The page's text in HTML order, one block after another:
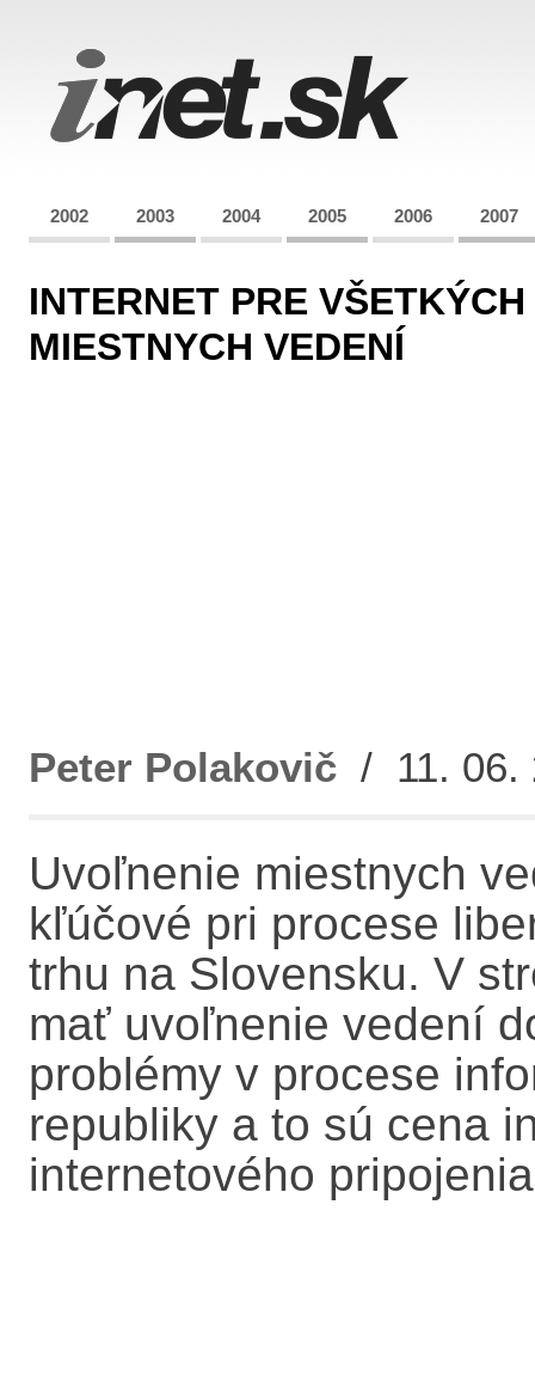
2002 2003 2004 2005 2006 2007
INTERNET PRE
MIESTNYCH VEDENÍ
Peter Polakovič / 11. 06.
Uvoľnenie miestnych
kľúčové pri procese
trhu na Slovensku. V
mať uvoľnenie vedení
problémy v procese
republiky a to sú cena
internetového